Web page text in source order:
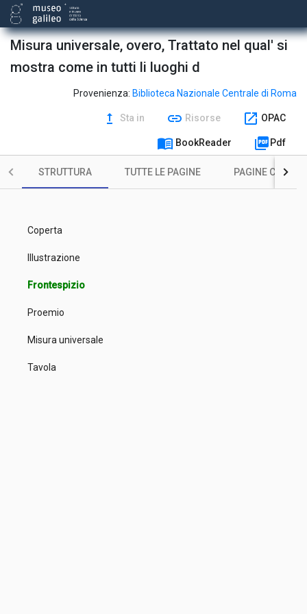
Misura universale, overo, Trattato nel qual' si
mostra come in tutti li luoghi d
Provenienza: Biblioteca Nazionale Centrale di Roma
upgrade Sta in link Risorse open_in_new OPAC
menu_book BookReader picture_as_pdf Pdf
STRUTTURA TUTTE LE PAGINE PAGINE CON
Coperta
Illustrazione
Frontespizio
Proemio
Misura universale
Tavola